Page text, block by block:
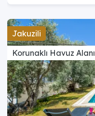
Jakuzili
Korunaklı Havuz Alanı